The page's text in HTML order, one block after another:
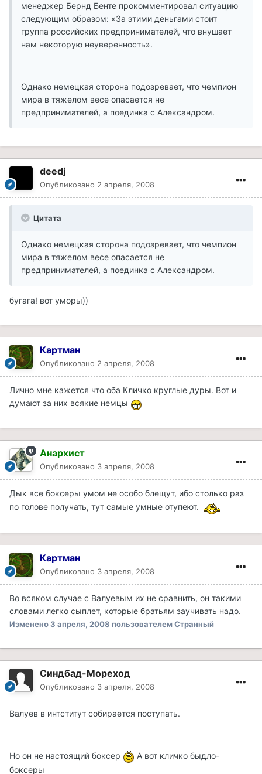
менеджер Бернд Бенте прокомментировал ситуацию
следующим образом: «За этими деньгами стоит
группа российских предпринимателей, что внушает
нам некоторую неуверенность».
Однако немецкая сторона подозревает, что чемпион
мира в тяжелом весе опасается не
предпринимателей, а поединка с Александром.
deedj
Опубликовано 2 апреля, 2008
Цитата
Однако немецкая сторона подозревает, что чемпион
мира в тяжелом весе опасается не
предпринимателей, а поединка с Александром.
бугага! вот уморы))
Картман
Опубликовано 2 апреля, 2008
Лично мне кажется что оба Кличко круглые дуры. Вот и
думают за них всякие немцы
Анархист
Опубликовано 3 апреля, 2008
Дык все боксеры умом не особо блещут, ибо столько раз
по голове получать, тут самые умные отупеют.
Картман
Опубликовано 3 апреля, 2008
Во всяком случае с Валуевым их не сравнить, он такими
словами легко сыплет, которые братьям заучивать надо.
Изменено3 апреля, 2008 пользователем Странный
Синдбад-Мореход
Опубликовано 3 апреля, 2008
Валуев в интститут собирается поступать.
Но он не настоящий боксер
А вот кличко быдло-
боксеры